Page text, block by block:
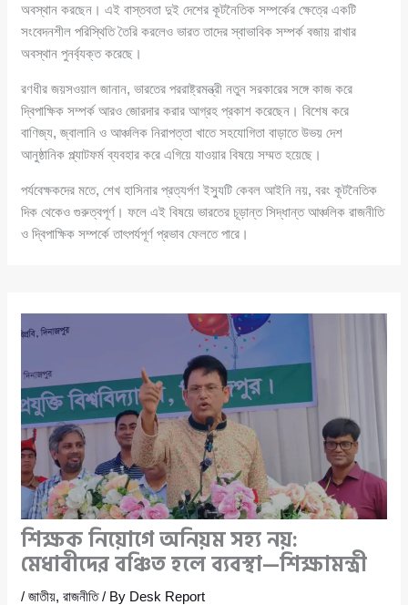
অবস্থান করছেন। এই বাস্তবতা দুই দেশের কূটনৈতিক সম্পর্কের ক্ষেত্রে একটি
সংবেদনশীল পরিস্থিতি তৈরি করলেও ভারত তাদের স্বাভাবিক সম্পর্ক বজায় রাখার
অবস্থান পুনর্ব্যক্ত করেছে।
রণধীর জয়সওয়াল জানান, ভারতের পররাষ্ট্রমন্ত্রী নতুন সরকারের সঙ্গে কাজ করে
দ্বিপাক্ষিক সম্পর্ক আরও জোরদার করার আগ্রহ প্রকাশ করেছেন। বিশেষ করে
বাণিজ্য, জ্বালানি ও আঞ্চলিক নিরাপত্তা খাতে সহযোগিতা বাড়াতে উভয় দেশ
আনুষ্ঠানিক প্ল্যাটফর্ম ব্যবহার করে এগিয়ে যাওয়ার বিষয়ে সম্মত হয়েছে।
পর্যবেক্ষকদের মতে, শেখ হাসিনার প্রত্যর্পণ ইস্যুটি কেবল আইনি নয়, বরং কূটনৈতিক
দিক থেকেও গুরুত্বপূর্ণ। ফলে এই বিষয়ে ভারতের চূড়ান্ত সিদ্ধান্ত আঞ্চলিক রাজনীতি
ও দ্বিপাক্ষিক সম্পর্কে তাৎপর্যপূর্ণ প্রভাব ফেলতে পারে।
শিক্ষক নিয়োগে অনিয়ম সহ্য নয়:
মেধাবীদের বঞ্চিত হলে ব্যবস্থা—শিক্ষামন্ত্রী
/জাতীয়,রাজনীতি/ By Desk Report